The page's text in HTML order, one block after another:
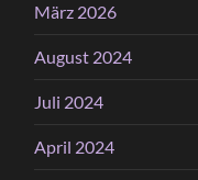
März 2026
August 2024
Juli 2024
April 2024